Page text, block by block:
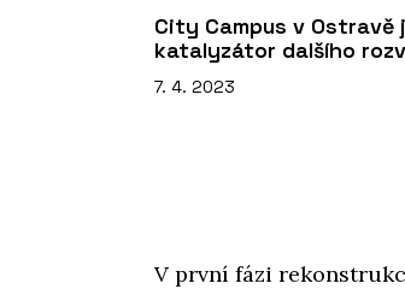
City Campus v Ostravě
katalyzátor dalšího
7. 4. 2023
V první fázi